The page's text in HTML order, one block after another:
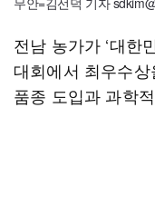
전남 농가가 ‘대한
대회에서 최우수
품종 도입과 과학